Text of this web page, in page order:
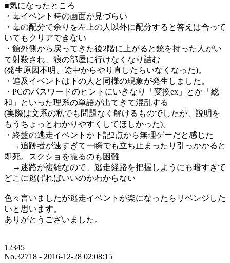
■気になったところ
・毒イベント時の画面が見づらい
・毒の配分で余りを左上の人以外に配分すると答えは合って
いてもクリアできない
・館外側から戻ってきた後2階に上がると銃を持った人がい
て射殺され、狼の部屋に行けなくなり詰む
(発生原因不明、途中からやり直したらいなくなった)。
・追及イベントは下の人と同様の現象が発生しました。
・PCのパスワードのヒントにいきなり「変換ex」とか「総
和」といった理系の単語が出てきて混乱する
(実際は文系の私でも問題なく解けるものでしたが、説明を
もうちょっとわかりやすくしてほしかった)。
・終盤の逃走イベントが下記2点から無理ゲーだと感じた
→追跡者が速すぎて一瞬でも立ち止まったり引っかかると
即死。スクショを撮るのも困難
→迷路が複雑なので、逃走経路を把握しようにも暗すぎて
どこに逃げればいいのかわからない
色々言いましたが逃走イベントが楽になったらリベンジした
いと思います。
ありがとうございました。
12345
No.32718 - 2016-12-28 02:08:15